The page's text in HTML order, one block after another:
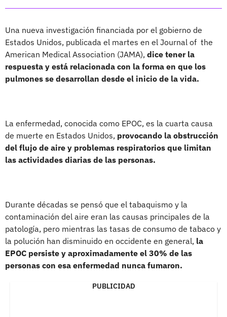
Una nueva investigación financiada por el gobierno de
Estados Unidos, publicada el martes en el Journal of the
American Medical Association (JAMA), dice tener la
respuesta y está relacionada con la forma en que los
pulmones se desarrollan desde el inicio de la vida.
La enfermedad, conocida como EPOC, es la cuarta causa
de muerte en Estados Unidos, provocando la obstrucción
del flujo de aire y problemas respiratorios que limitan
las actividades diarias de las personas.
Durante décadas se pensó que el tabaquismo y la
contaminación del aire eran las causas principales de la
patología, pero mientras las tasas de consumo de tabaco y
la polución han disminuido en occidente en general, la
EPOC persiste y aproximadamente el 30% de las
personas con esa enfermedad nunca fumaron.
PUBLICIDAD